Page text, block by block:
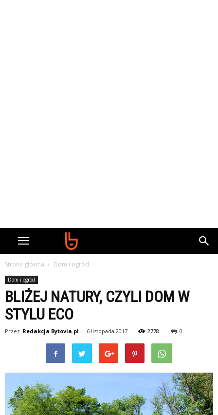
Strona główna Dom i ogród
Dom i ogród
BLIŻEJ NATURY, CZYLI DOM W
STYLU ECO
Przez Redakcja Bytovia.pl - 6 listopada 2017 2778 0